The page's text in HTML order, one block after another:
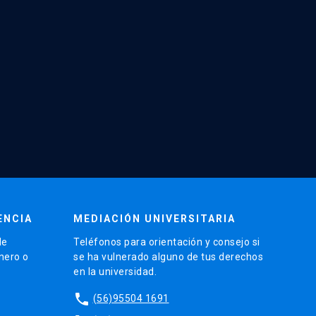
o
MEDIACIÓN UNIVERSITARIA
Teléfonos para orientación y consejo si
se ha vulnerado alguno de tus derechos
en la universidad.
phone (56)95504 1691